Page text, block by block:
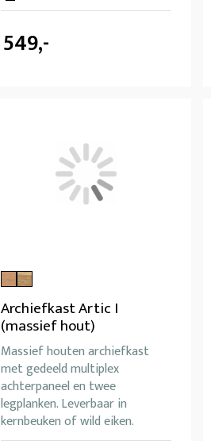
549,-
Archiefkast Artic I
(massief hout)
Massief houten archiefkast
met gedeeld multiplex
achterpaneel en twee
legplanken. Leverbaar in
kernbeuken of wild eiken.